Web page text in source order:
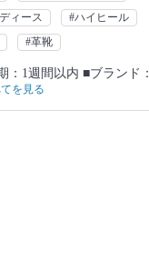
ィース
#ハイヒール
#革靴
：1週間以内 ■ブランド：
を見る